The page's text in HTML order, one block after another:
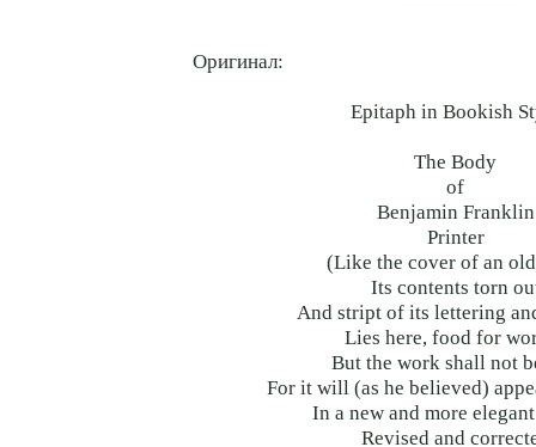
Оригинал:
Epitaph in Bookish
The Body
of
Benjamin Franklin
Printer
(Like the cover of an
Its contents torn
And stript of its lettering
Lies here, food for
But the work shall not
For it will (as he believed)
In a new and more
Revised and